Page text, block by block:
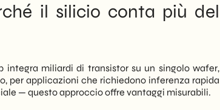
il silicio conta più del
miliardi di transistor su un singolo wafer,
per applicazioni che richiedono inferenza rapida
— questo approccio offre vantaggi misurabili.